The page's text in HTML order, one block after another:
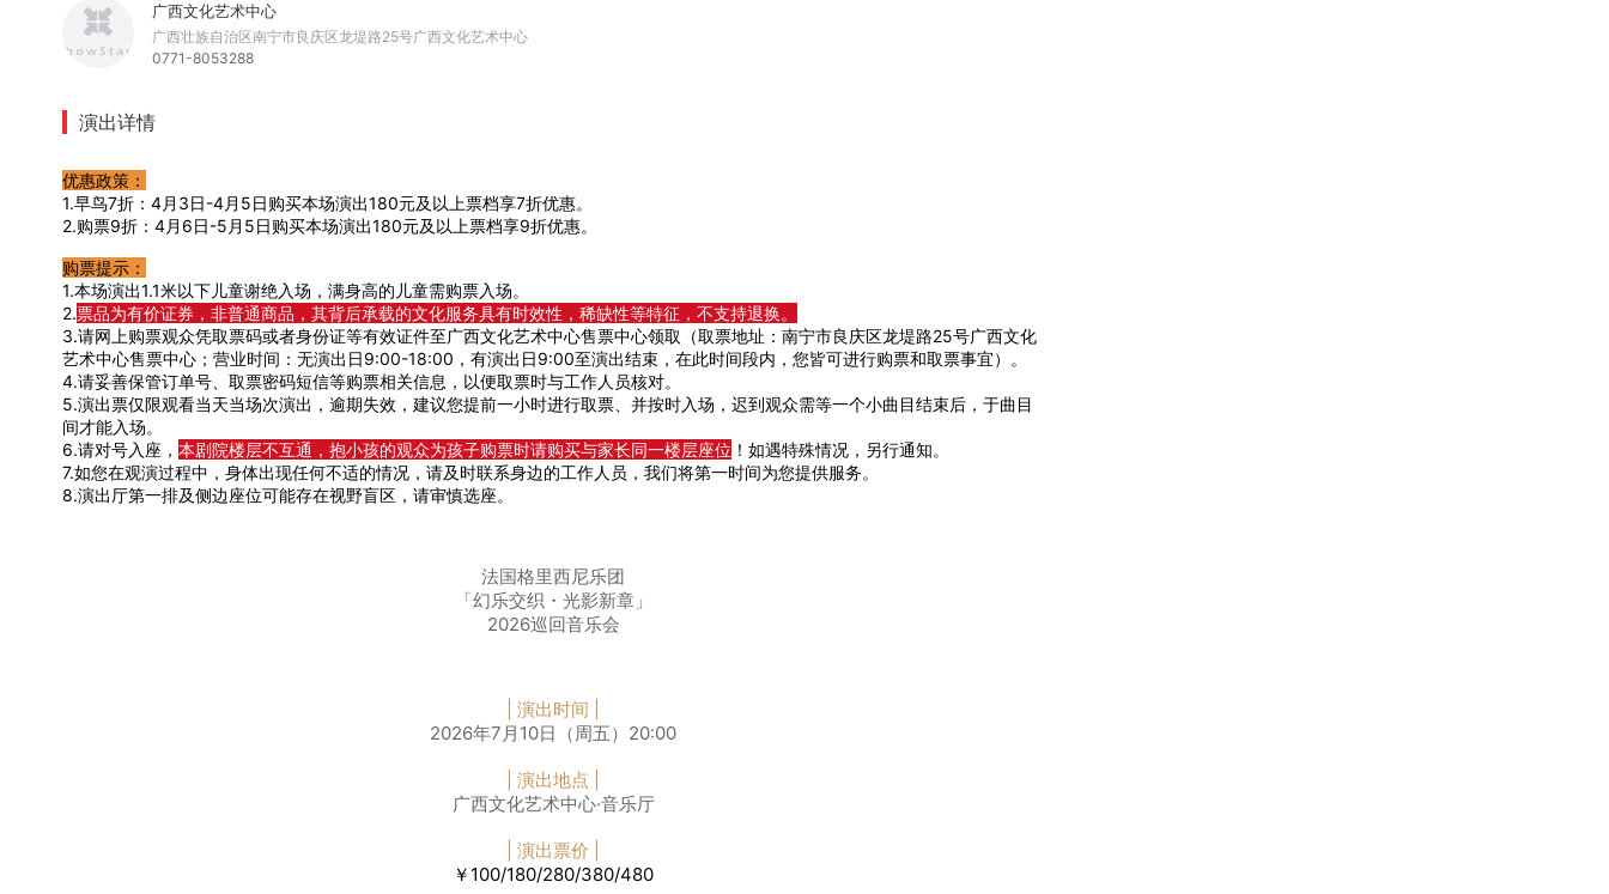
广西文化艺术中心
广西壮族自治区南宁市良庆区龙堤路25号广西文化艺术中心
0771-8053288
演出详情
优惠政策：
1.早鸟7折：4月3日-4月5日购买本场演出180元及以上票档享7折优惠。
2.购票9折：4月6日-5月5日购买本场演出180元及以上票档享9折优惠。
购票提示：
1.本场演出1.1米以下儿童谢绝入场，满身高的儿童需购票入场。
2.票品为有价证券，非普通商品，其背后承载的文化服务具有时效性，稀缺性等特征，不支持退换。
3.请网上购票观众凭取票码或者身份证等有效证件至广西文化艺术中心售票中心领取（取票地址：南宁市良庆区龙堤路25号广西文化
艺术中心售票中心；营业时间：无演出日9:00-18:00，有演出日9:00至演出结束，在此时间段内，您皆可进行购票和取票事宜）。
4.请妥善保管订单号、取票密码短信等购票相关信息，以便取票时与工作人员核对。
5.演出票仅限观看当天当场次演出，逾期失效，建议您提前一小时进行取票、并按时入场，迟到观众需等一个小曲目结束后，于曲目
间才能入场。
6.请对号入座， 本剧院楼层不互通，抱小孩的观众为孩子购票时请购买与家长同一楼层座位 ！如遇特殊情况，另行通知。
7.如您在观演过程中，身体出现任何不适的情况，请及时联系身边的工作人员，我们将第一时间为您提供服务。
8.演出厅第一排及侧边座位可能存在视野盲区，请审慎选座。
法国格里西尼乐团
「幻乐交织・光影新章」
2026巡回音乐会
| 演出时间 |
2026年7月10日（周五）20:00
| 演出地点 |
广西文化艺术中心·音乐厅
| 演出票价 |
￥100/180/280/380/480